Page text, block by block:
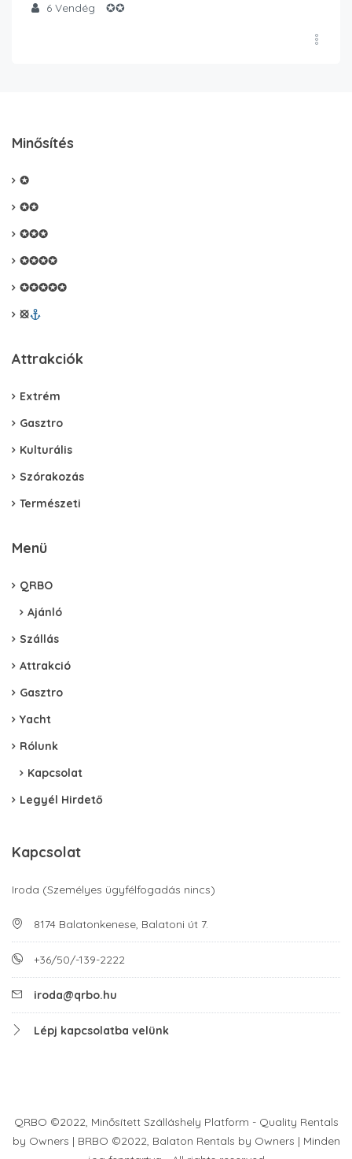
6 Vendég ✪✪
Minősítés
✪
✪✪
✪✪✪
✪✪✪✪
✪✪✪✪✪
⦻
Attrakciók
Extrém
Gasztro
Kulturális
Szórakozás
Természeti
Menü
QRBO
Ajánló
Szállás
Attrakció
Gasztro
Yacht
Rólunk
Kapcsolat
Legyél Hirdető
Kapcsolat
Iroda (Személyes ügyfélfogadás nincs)
8174 Balatonkenese, Balatoni út 7.
+36/50/-139-2222
iroda@qrbo.hu
Lépj kapcsolatba velünk
QRBO ©2022, Minősített Szálláshely Platform - Quality Rentals
by Owners | BRBO ©2022, Balaton Rentals by Owners | Minden